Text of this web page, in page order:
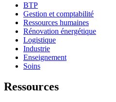
BTP
Gestion et comptabilité
Ressources humaines
Rénovation énergétique
Logistique
Industrie
Enseignement
Soins
Ressources